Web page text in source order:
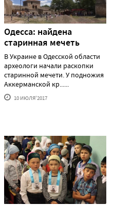
Одесса: найдена
старинная мечеть
В Украине в Одесской области
археологи начали раскопки
старинной мечети. У подножия
Аккерманской кр......
10 ИЮЛЯ'2017